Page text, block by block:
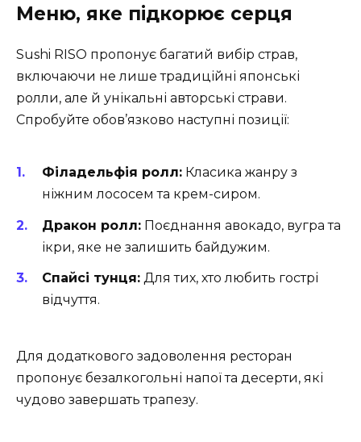
Меню, яке підкорює серця
Sushi RISO пропонує багатий вибір страв,
включаючи не лише традиційні японські
ролли, але й унікальні авторські страви.
Спробуйте обов’язково наступні позиції:
Філадельфія ролл: Класика жанру з
ніжним лососем та крем-сиром.
Дракон ролл: Поєднання авокадо, вугра та
ікри, яке не залишить байдужим.
Спайсі тунця: Для тих, хто любить гострі
відчуття.
Для додаткового задоволення ресторан
пропонує безалкогольні напої та десерти, які
чудово завершать трапезу.